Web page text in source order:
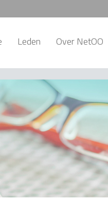
Leden Over NetOO